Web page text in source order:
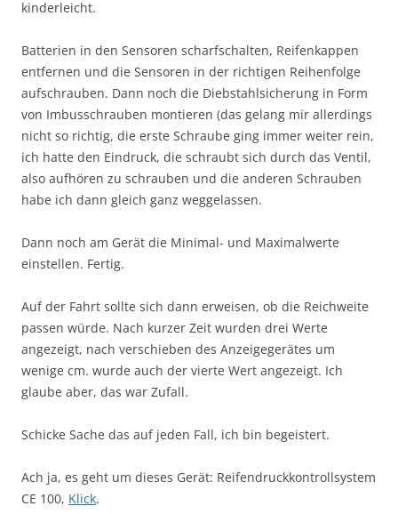
kinderleicht.
Batterien in den Sensoren scharfschalten, Reifenkappen
entfernen und die Sensoren in der richtigen Reihenfolge
aufschrauben. Dann noch die Diebstahlsicherung in Form
von Imbusschrauben montieren (das gelang mir allerdings
nicht so richtig, die erste Schraube ging immer weiter rein,
ich hatte den Eindruck, die schraubt sich durch das Ventil,
also aufhören zu schrauben und die anderen Schrauben
habe ich dann gleich ganz weggelassen.
Dann noch am Gerät die Minimal- und Maximalwerte
einstellen. Fertig.
Auf der Fahrt sollte sich dann erweisen, ob die Reichweite
passen würde. Nach kurzer Zeit wurden drei Werte
angezeigt, nach verschieben des Anzeigegerätes um
wenige cm. wurde auch der vierte Wert angezeigt. Ich
glaube aber, das war Zufall.
Schicke Sache das auf jeden Fall, ich bin begeistert.
Ach ja, es geht um dieses Gerät: Reifendruckkontrollsystem
CE 100, Klick.